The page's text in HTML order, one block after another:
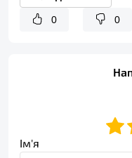
0 0
Ім'я